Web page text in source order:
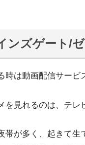
ンズゲート/
時は動画配信サービ
を見れるのは、テレ
帯が多く、起きて生